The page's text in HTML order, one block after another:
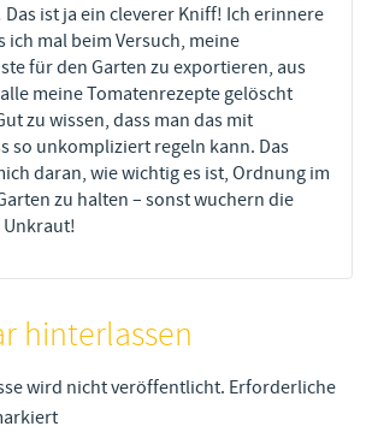
Das ist ja ein cleverer Kniff! Ich erinnere
ich mal beim Versuch, meine
für den Garten zu exportieren, aus
meine Tomatenrezepte gelöscht
zu wissen, dass man das mit
so unkompliziert regeln kann. Das
daran, wie wichtig es ist, Ordnung im
zu halten – sonst wuchern die
Unkraut!
hinterlassen
wird nicht veröffentlicht. Erforderliche